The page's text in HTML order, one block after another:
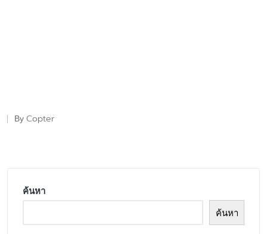
Posted
By Copter
ค้นหา
ค้นหา